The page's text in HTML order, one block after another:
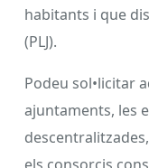
habitants i que
(PLJ).
Podeu sol•licitar
ajuntaments, les